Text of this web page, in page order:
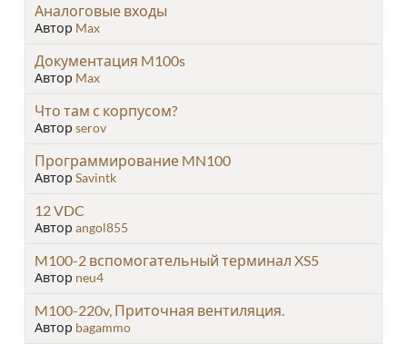
Аналоговые входы
Автор Max
Документация M100s
Автор Max
Что там с корпусом?
Автор serov
Программирование MN100
Автор Savintk
12 VDC
Автор angol855
M100-2 вспомогательный терминал XS5
Автор neu4
M100-220v, Приточная вентиляция.
Автор bagammo